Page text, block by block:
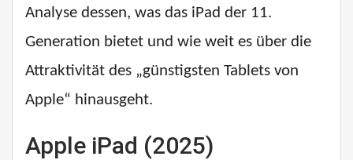
Analyse dessen, was das iPad der 11.
Generation bietet und wie weit es über die
Attraktivität des „günstigsten Tablets von
Apple“ hinausgeht.
Apple iPad (2025)